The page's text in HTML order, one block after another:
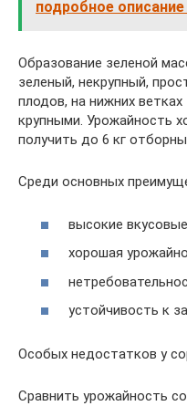
подробное
Образование зеленой
зеленый, некрупный,
плодов, на нижних
крупными. Урожайность
получить до 6 кг
Среди основных
высокие
хорошая
устойчивость к
Особых недостатков у
Сравнить урожайность